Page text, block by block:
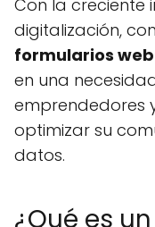
Con la creciente
digitalización,
formularios
en una
emprendedores
optimizar su
datos.
¿Qué es